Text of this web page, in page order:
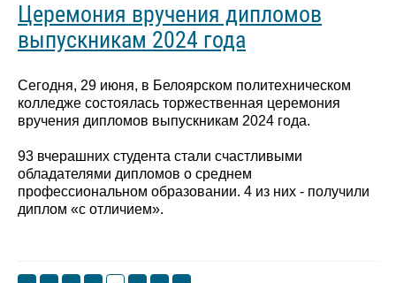
Церемония вручения дипломов
выпускникам 2024 года
Сегодня, 29 июня, в Белоярском политехническом
колледже состоялась торжественная церемония
вручения дипломов выпускникам 2024 года.
93 вчерашних студента стали счастливыми
обладателями дипломов о среднем
профессиональном образовании. 4 из них - получили
диплом «с отличием».